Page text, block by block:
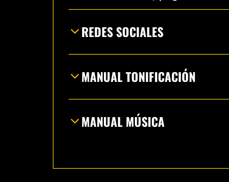
REDES SOCIALES
MANUAL TONIFICACIÓN
MANUAL MÚSICA